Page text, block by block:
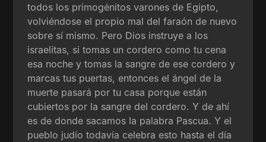
todos los primogénitos varones de Egipto,
volviéndose el propio mal del faraón de nuevo
sobre sí mismo. Pero Dios instruye a los
israelitas, si tomas un cordero como tu cena
esa noche y tomas la sangre de ese cordero y
marcas tus puertas, entonces el ángel de la
muerte pasará por tu casa porque están
cubiertos por la sangre del cordero. Y de ahí
es de donde sacamos la palabra Pascua. Y el
pueblo judío todavía celebra esto hasta el día